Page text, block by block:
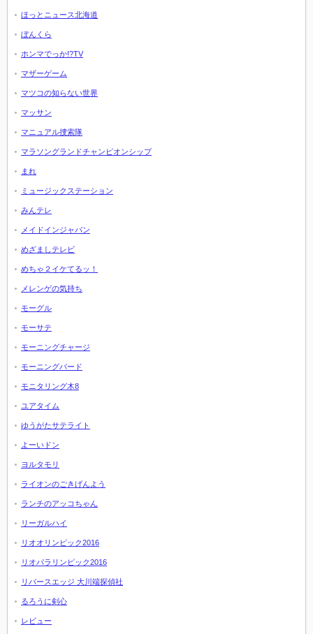
ほっとニュース北海道
ぼんくら
ホンマでっか!?TV
マザーゲーム
マツコの知らない世界
マッサン
マニュアル捜索隊
マラソングランドチャンピオンシップ
まれ
ミュージックステーション
みんテレ
メイドインジャパン
めざましテレビ
めちゃ２イケてるッ！
メレンゲの気持ち
モーグル
モーサテ
モーニングチャージ
モーニングバード
モニタリング木8
ユアタイム
ゆうがたサテライト
よーいドン
ヨルタモリ
ライオンのごきげんよう
ランチのアッコちゃん
リーガルハイ
リオオリンピック2016
リオパラリンピック2016
リバースエッジ 大川端探偵社
るろうに剣心
レビュー